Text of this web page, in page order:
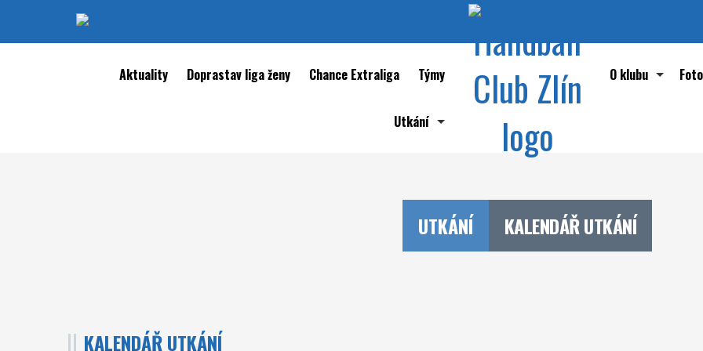
Aktuality Doprastav liga ženy Chance Extraliga Týmy
Utkání
Kalendář utkání
O klubu
Reprezentace
Foto
UTKÁNÍ KALENDÁŘ UTKÁNÍ
KALENDÁŘ UTKÁNÍ